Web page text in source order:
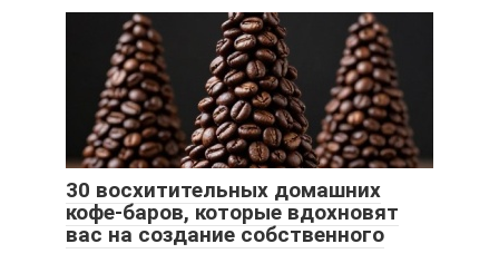
30 восхитительных домашних
кофе-баров, которые вдохновят
вас на создание собственного